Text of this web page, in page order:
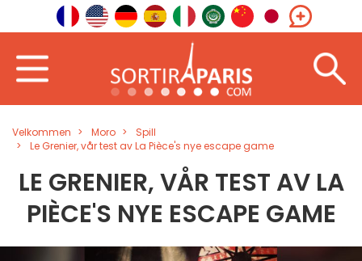
Velkommen Moro
Spill
Le Grenier, vår test av La Pièce's nye escape game
LE GRENIER, VÅR TEST AV LA
PIÈCE'S NYE ESCAPE GAME